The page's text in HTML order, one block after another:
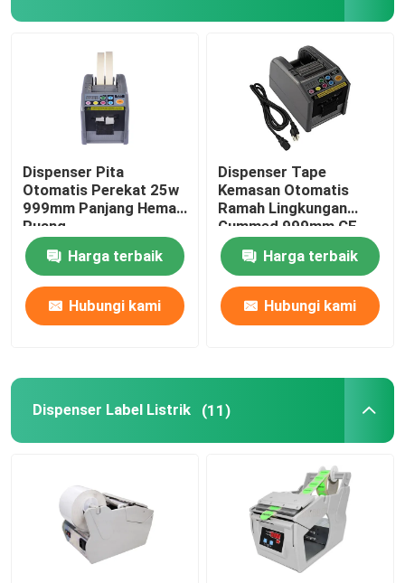
Tur Pabrik
Hubungi kami
Berita
Dispenser Pita Listrik
Dispenser Pita Putar
Dispenser Pita Otomatis
Dispenser Label Listrik
Mesin Pengumpan Sekrup
Dispenser Pita
Otomatis Perekat 25w
999mm Panjang Hemat
Ruang
Harga terbaik
Hubungi kami
Dispenser Tape
Kemasan Otomatis
Ramah Lingkungan
Gummed 999mm CE
Harga terbaik
Hubungi kami
Dispenser Label Listrik (11)